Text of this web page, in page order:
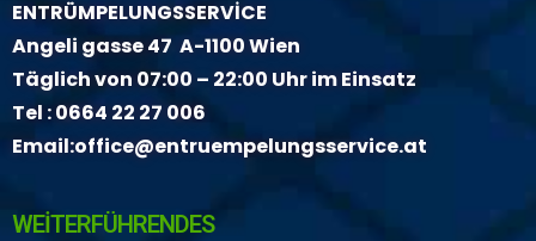
ENTRÜMPELUNGSSERVİCE
Angeli gasse 47 A-1100 Wien
Täglich von 07:00 – 22:00 Uhr im Einsatz
Tel :0664 22 27 006
Email:office@entruempelungsservice.at
WEİTERFÜHRENDES